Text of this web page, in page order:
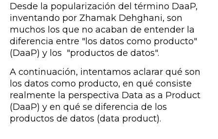
Desde la popularización del término DaaP,
inventando por Zhamak Dehghani, son
muchos los que no acaban de entender la
diferencia entre "los datos como producto"
(DaaP) y los "productos de datos".
A continuación, intentamos aclarar qué son
los datos como producto, en qué consiste
realmente la perspectiva Data as a Product
(DaaP) y en qué se diferencia de los
productos de datos (data product).